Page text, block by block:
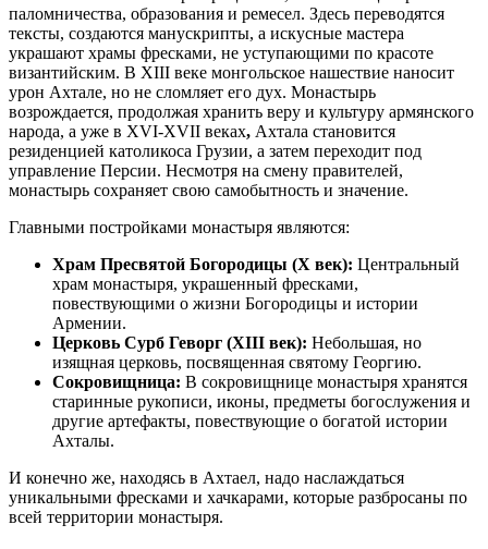
паломничества, образования и ремесел. Здесь переводятся
тексты, создаются манускрипты, а искусные мастера
украшают храмы фресками, не уступающими по красоте
византийским. В XIII веке монгольское нашествие наносит
урон Ахтале, но не сломляет его дух. Монастырь
возрождается, продолжая хранить веру и культуру армянского
народа, а уже в XVI-XVII веках, Ахтала становится
резиденцией католикоса Грузии, а затем переходит под
управление Персии. Несмотря на смену правителей,
монастырь сохраняет свою самобытность и значение.
Главными постройками монастыря являются:
Храм Пресвятой Богородицы (X век): Центральный
храм монастыря, украшенный фресками,
повествующими о жизни Богородицы и истории
Армении.
Церковь Сурб Геворг (XIII век): Небольшая, но
изящная церковь, посвященная святому Георгию.
Сокровищница: В сокровищнице монастыря хранятся
старинные рукописи, иконы, предметы богослужения и
другие артефакты, повествующие о богатой истории
Ахталы.
И конечно же, находясь в Ахтаел, надо наслаждаться
уникальными фресками и хачкарами, которые разбросаны по
всей территории монастыря.